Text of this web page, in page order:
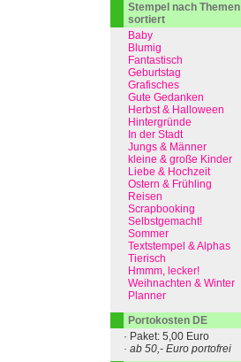
Stempel nach Themen
sortiert
Baby
Blumig
Fantastisch
Geburtstag
Grafisches
Gute Gedanken
Herbst & Halloween
Hintergründe
In der Stadt
Jungs & Männer
kleine & große Kinder
Liebe & Hochzeit
Ostern & Frühling
Reisen
Scrapbooking
Selbstgemacht!
Sommer
Textstempel & Alphas
Tierisch
Hmmm, lecker!
Weihnachten & Winter
Planner
Portokosten DE
· Paket: 5,00 Euro
· ab 50,- Euro portofrei